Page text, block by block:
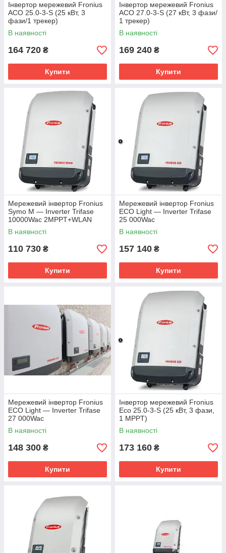
Інвертор мережевий Fronius
ACO 25.0-3-S (25 кВт, 3
фази/1 трекер)
В наявності
164 720 ₴
Купити
Інвертор мережевий Fronius
ACO 27.0-3-S (27 кВт, 3 фази/
1 трекер)
В наявності
169 240 ₴
Купити
Мережевий інвертор Fronius
Symo M — Inverter Trifase
10000Wac 2MPPT+WLAN
В наявності
110 730 ₴
Купити
Мережевий інвертор Fronius
ECO Light — Inverter Trifase
25 000Wac
1MPPT+WLAN+Comcard
В наявності
157 140 ₴
Купити
Мережевий інвертор Fronius
ECO Light — Inverter Trifase
27 000Wac
1MPPT+WLAN+Comcard
В наявності
148 300 ₴
Купити
Інвертор мережевий Fronius
Eco 25.0-3-S (25 кВт, 3 фази,
1 MPPT)
В наявності
173 160 ₴
Купити